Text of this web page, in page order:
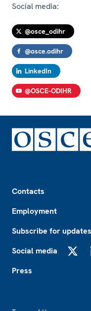
Social media:
@osce_odihr
@osce.odihr
LinkedIn
@OSCE-ODIHR
Contacts
Employment
Subscribe for updates
Social media
Press